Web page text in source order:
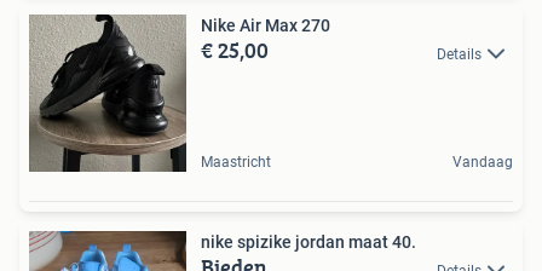
Nike Air Max 270
€ 25,00 Details
Maastricht Vandaag
nike spizike jordan maat 40.